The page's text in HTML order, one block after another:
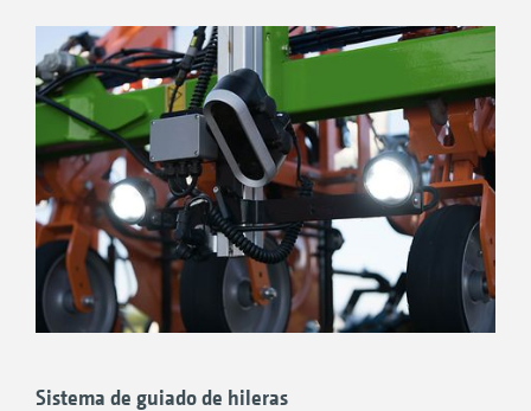
Sistema de guiado de hileras